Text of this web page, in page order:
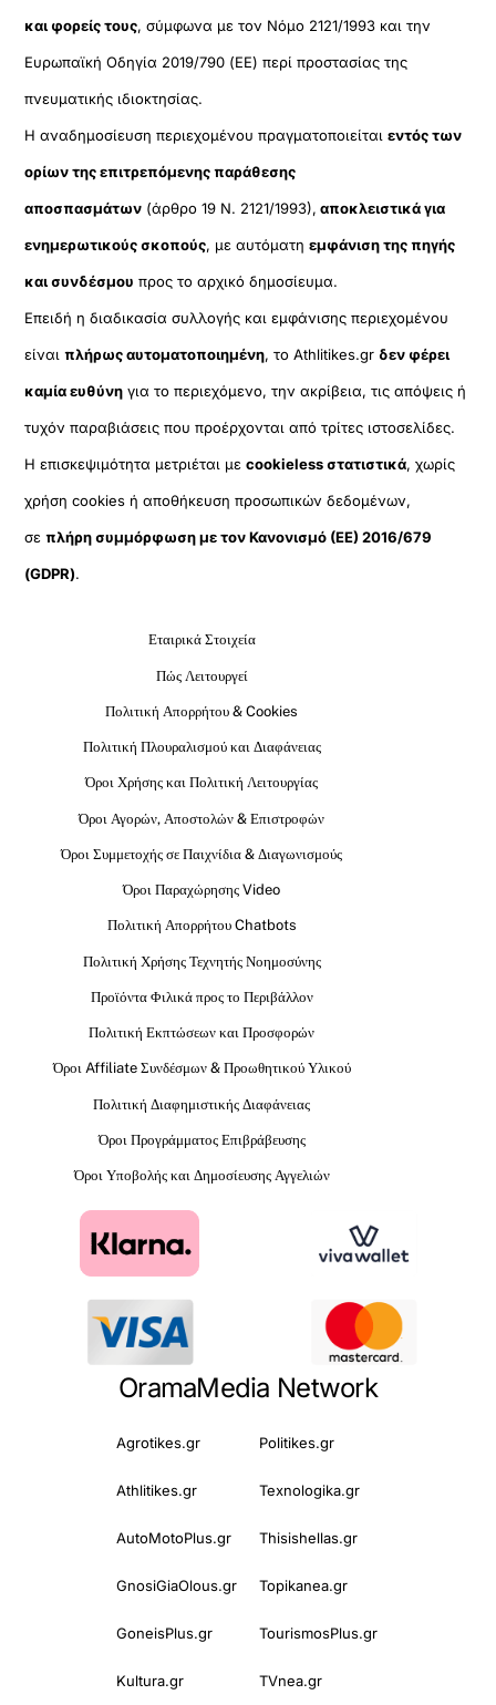
και φορείς τους, σύμφωνα με τον Νόμο 2121/1993 και την
Ευρωπαϊκή Οδηγία 2019/790 (ΕΕ) περί προστασίας της
πνευματικής ιδιοκτησίας.
Η αναδημοσίευση περιεχομένου πραγματοποιείταιεντός των
ορίων της επιτρεπόμενης παράθεσης
αποσπασμάτων (άρθρο 19 Ν. 2121/1993), αποκλειστικά για
ενημερωτικούς σκοπούς, με αυτόματηεμφάνιση της πηγής
και συνδέσμου προς το αρχικό δημοσίευμα.
Επειδή η διαδικασία συλλογής και εμφάνισης περιεχομένου
είναιπλήρως αυτοματοποιημένη, το Athlitikes.gr δεν φέρει
καμία ευθύνη για το περιεχόμενο, την ακρίβεια, τις απόψεις ή
τυχόν παραβιάσεις που προέρχονται από τρίτες ιστοσελίδες.
Η επισκεψιμότητα μετριέται μεcookieless στατιστικά, χωρίς
χρήση cookies ή αποθήκευση προσωπικών δεδομένων,
σεπλήρη συμμόρφωση με τον Κανονισμό (ΕΕ) 2016/679
(GDPR).
Εταιρικά Στοιχεία
Πώς Λειτουργεί
Πολιτική Απορρήτου & Cookies
Πολιτική Πλουραλισμού και Διαφάνειας
Όροι Χρήσης και Πολιτική Λειτουργίας
Όροι Αγορών, Αποστολών & Επιστροφών
Όροι Συμμετοχής σε Παιχνίδια & Διαγωνισμούς
Όροι Παραχώρησης Video
Πολιτική Απορρήτου Chatbots
Πολιτική Χρήσης Τεχνητής Νοημοσύνης
Προϊόντα Φιλικά προς το Περιβάλλον
Πολιτική Εκπτώσεων και Προσφορών
Όροι Affiliate Συνδέσμων & Προωθητικού Υλικού
Πολιτική Διαφημιστικής Διαφάνειας
Όροι Προγράμματος Επιβράβευσης
Όροι Υποβολής και Δημοσίευσης Αγγελιών
OramaMedia Network
Agrotikes.gr Politikes.gr
Athlitikes.gr Texnologika.gr
AutoMotoPlus.gr Thisishellas.gr
GnosiGiaOlous.gr Topikanea.gr
GoneisPlus.gr TourismosPlus.gr
Kultura.gr TVnea.gr